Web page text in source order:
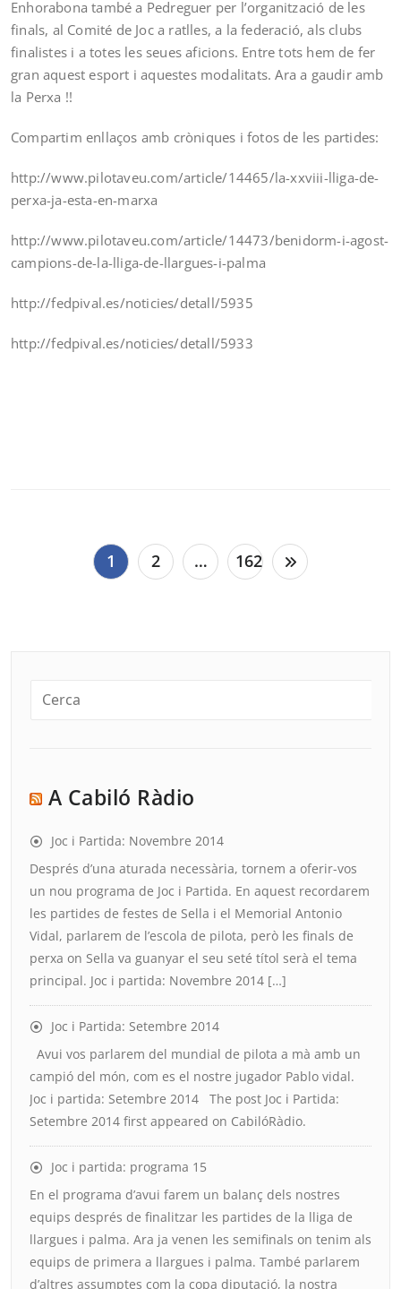
Enhorabona també a Pedreguer per l’organització de les
finals, al Comité de Joc a ratlles, a la federació, als clubs
finalistes i a totes les seues aficions. Entre tots hem de fer
gran aquest esport i aquestes modalitats. Ara a gaudir amb
la Perxa !!
Compartim enllaços amb cròniques i fotos de les partides:
http://www.pilotaveu.com/article/14465/la-xxviii-lliga-de-
perxa-ja-esta-en-marxa
http://www.pilotaveu.com/article/14473/benidorm-i-agost-
campions-de-la-lliga-de-llargues-i-palma
http://fedpival.es/noticies/detall/5935
http://fedpival.es/noticies/detall/5933
Paginació1 2 … 162
A Cabiló Ràdio
Joc i Partida: Novembre 2014
Després d’una aturada necessària, tornem a oferir-vos
un nou programa de Joc i Partida. En aquest recordarem
les partides de festes de Sella i el Memorial Antonio
Vidal, parlarem de l’escola de pilota, però les finals de
perxa on Sella va guanyar el seu seté títol serà el tema
principal. Joc i partida: Novembre 2014 […]
Joc i Partida: Setembre 2014
Avui vos parlarem del mundial de pilota a mà amb un
campió del món, com es el nostre jugador Pablo vidal.
Joc i partida: Setembre 2014 The post Joc i Partida:
Setembre 2014 first appeared on CabilóRàdio.
Joc i partida: programa 15
En el programa d’avui farem un balanç dels nostres
equips després de finalitzar les partides de la lliga de
llargues i palma. Ara ja venen les semifinals on tenim als
equips de primera a llargues i palma. També parlarem
d’altres assumptes com la copa diputació, la nostra